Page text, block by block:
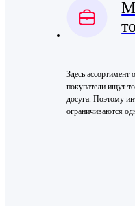
Здесь
покупатели ищут
досуга. Поэтому
ограничиваются